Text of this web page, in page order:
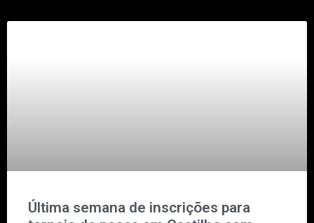
Última semana de inscrições para